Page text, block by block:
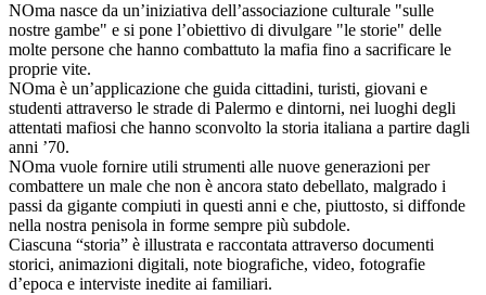
NOma nasce da un’iniziativa dell’associazione culturale "sulle
nostre gambe" e si pone l’obiettivo di divulgare "le storie" delle
molte persone che hanno combattuto la mafia fino a sacrificare le
proprie vite.
NOma è un’applicazione che guida cittadini, turisti, giovani e
studenti attraverso le strade di Palermo e dintorni, nei luoghi degli
attentati mafiosi che hanno sconvolto la storia italiana a partire dagli
anni ’70.
NOma vuole fornire utili strumenti alle nuove generazioni per
combattere un male che non è ancora stato debellato, malgrado i
passi da gigante compiuti in questi anni e che, piuttosto, si diffonde
nella nostra penisola in forme sempre più subdole.
Ciascuna “storia” è illustrata e raccontata attraverso documenti
storici, animazioni digitali, note biografiche, video, fotografie
d’epoca e interviste inedite ai familiari.